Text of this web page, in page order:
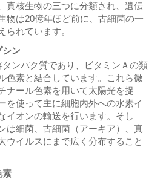
真核生物の三つに分類され、遺伝
物は20億年ほど前に、古細菌の一
られています。
シン
ンパク質であり、ビタミンＡの類
色素と結合しています。これら微
ナール色素を用いて太陽光を捉
を使って主に細胞内外への水素イ
イオンの輸送を行います。そし
は細菌、古細菌（アーキア）、真
ウイルスにまで広く分布すること
素